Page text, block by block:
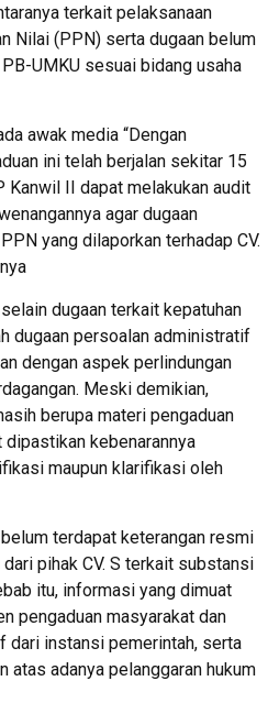
terkait pelaksanaan
Nilai (PPN) serta dugaan belum
UMKU sesuai bidang usaha
awak media “Dengan
ini telah berjalan sekitar 15
Kanwil II dapat melakukan audit
agar dugaan
yang dilaporkan terhadap CV.
dugaan terkait kepatuhan
dugaan persoalan administratif
dengan aspek perlindungan
Meski demikian,
berupa materi pengaduan
kebenarannya
maupun klarifikasi oleh
terdapat keterangan resmi
pihak CV. S terkait substansi
itu, informasi yang dimuat
pengaduan masyarakat dan
dari instansi pemerintah, serta
atas adanya pelanggaran hukum